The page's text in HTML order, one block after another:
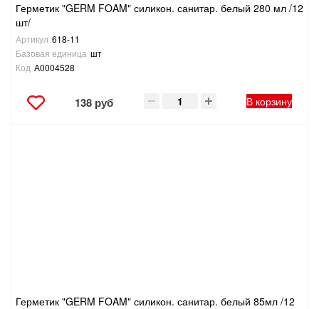
Герметик "GERM FOAM" силикон. санитар. белый 280 мл /12
шт/
Артикул 618-11
Базовая единица шт
Код А0004528
138 руб В корзину
Герметик "GERM FOAM" силикон. санитар. белый 85мл /12